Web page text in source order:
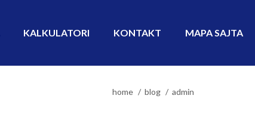
KALKULATORI KONTAKT MAPA SAJTA
home blog admin